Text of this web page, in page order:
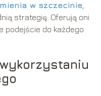
w szczecinie
strategię. Oferują oni
podejście do każdego